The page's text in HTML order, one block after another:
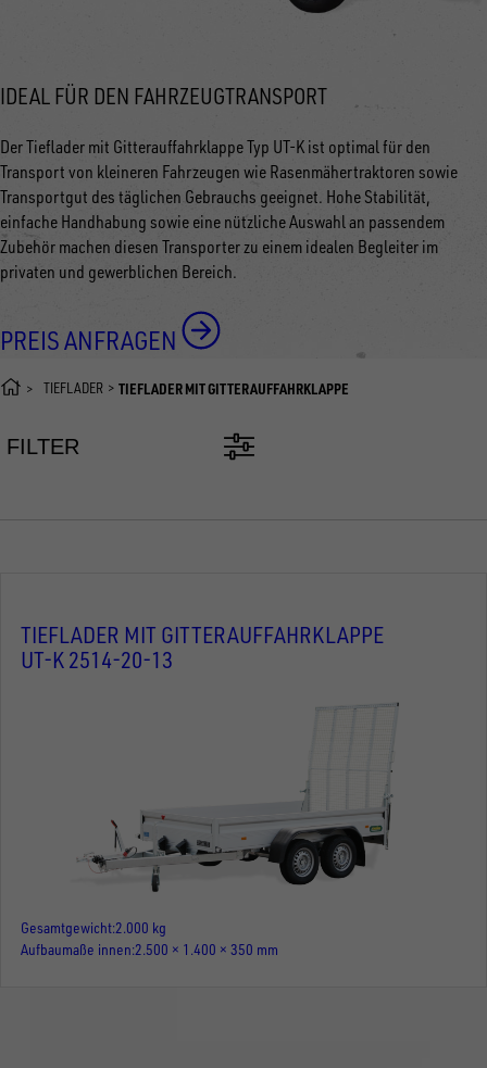
IDEAL FÜR DEN FAHRZEUGTRANSPORT
Der Tieflader mit Gitterauffahrklappe Typ UT-K ist optimal für den
Transport von kleineren Fahrzeugen wie Rasenmähertraktoren sowie
Transportgut des täglichen Gebrauchs geeignet. Hohe Stabilität,
einfache Handhabung sowie eine nützliche Auswahl an passendem
Zubehör machen diesen Transporter zu einem idealen Begleiter im
privaten und gewerblichen Bereich.
PREIS ANFRAGEN
TIEFLADER TIEFLADER MIT GITTERAUFFAHRKLAPPE
FILTER
TIEFLADER MIT GITTERAUFFAHRKLAPPE
UT-K 2514-20-13
Gesamtgewicht 2.000 kg
Aufbaumaße innen 2.500 × 1.400 × 350 mm